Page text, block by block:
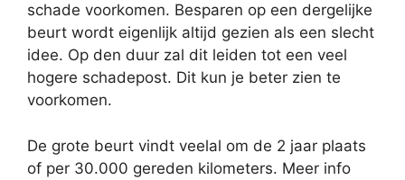
schade voorkomen. Besparen op een dergelijke
beurt wordt eigenlijk altijd gezien als een slecht
idee. Op den duur zal dit leiden tot een veel
hogere schadepost. Dit kun je beter zien te
voorkomen.
De grote beurt vindt veelal om de 2 jaar plaats
of per 30.000 gereden kilometers. Meer info